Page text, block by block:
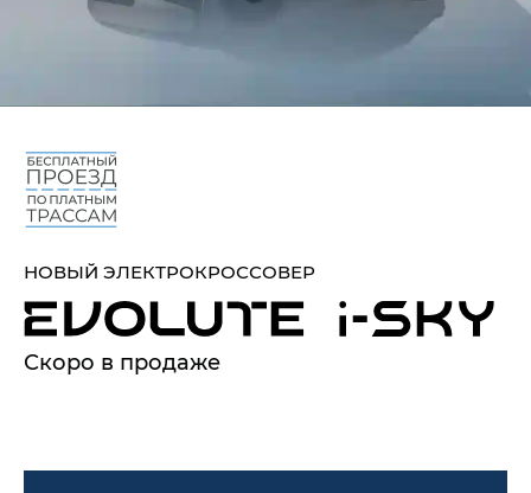
НОВЫЙ ЭЛЕКТРОКРОССОВЕР
Скоро в продаже